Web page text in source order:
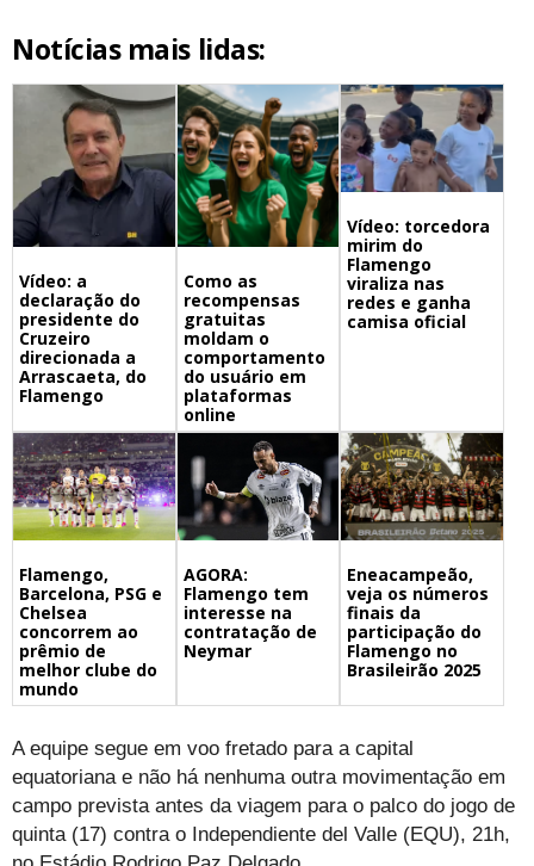
Notícias mais lidas:
Vídeo: a
declaração do
presidente do
Cruzeiro
direcionada a
Arrascaeta, do
Flamengo
Como as
recompensas
gratuitas
moldam o
comportamento
do usuário em
plataformas
online
Vídeo: torcedora
mirim do
Flamengo
viraliza nas
redes e ganha
camisa oficial
Flamengo,
Barcelona, PSG e
Chelsea
concorrem ao
prêmio de
melhor clube do
mundo
AGORA:
Flamengo tem
interesse na
contratação de
Neymar
Eneacampeão,
veja os números
finais da
participação do
Flamengo no
Brasileirão 2025
A equipe segue em voo fretado para a capital
equatoriana e não há nenhuma outra movimentação em
campo prevista antes da viagem para o palco do jogo de
quinta (17) contra o Independiente del Valle (EQU), 21h,